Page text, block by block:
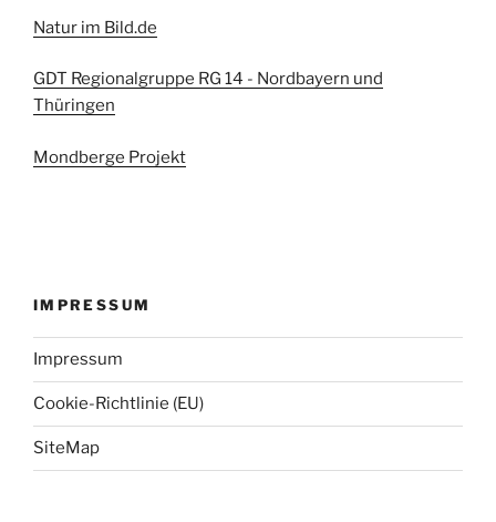
Natur im Bild.de
GDT Regionalgruppe RG 14 - Nordbayern und
Thüringen
Mondberge Projekt
IMPRESSUM
Impressum
Cookie-Richtlinie (EU)
SiteMap